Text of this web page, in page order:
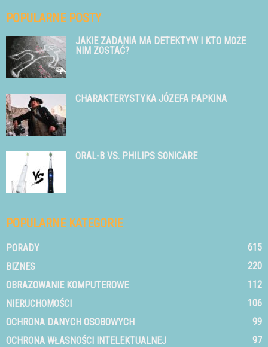
POPULARNE POSTY
JAKIE ZADANIA MA DETEKTYW I KTO MOŻE
NIM ZOSTAĆ?
CHARAKTERYSTYKA JÓZEFA PAPKINA
ORAL-B VS. PHILIPS SONICARE
POPULARNE KATEGORIE
PORADY
615
BIZNES
220
OBRAZOWANIE KOMPUTEROWE
112
NIERUCHOMOŚCI
106
OCHRONA DANYCH OSOBOWYCH
99
OCHRONA WŁASNOŚCI INTELEKTUALNEJ
97